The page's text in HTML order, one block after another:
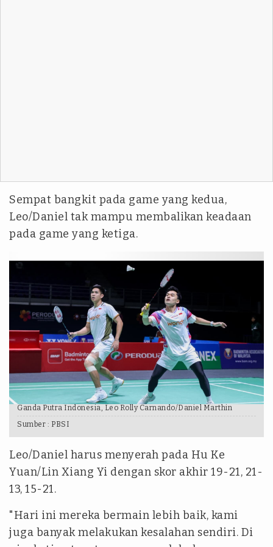
Sempat bangkit pada game yang kedua,
Leo/Daniel tak mampu membalikan keadaan
pada game yang ketiga.
Ganda Putra Indonesia, Leo Rolly Carnando/Daniel Marthin
Sumber : PBSI
Leo/Daniel harus menyerah pada Hu Ke
Yuan/Lin Xiang Yi dengan skor akhir 19-21, 21-
13, 15-21.
"Hari ini mereka bermain lebih baik, kami
juga banyak melakukan kesalahan sendiri. Di